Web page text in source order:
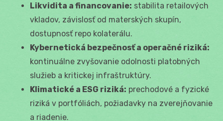
Likvidita a financovanie: stabilita retailových
vkladov, závislosť od materských skupín,
dostupnosť repo kolaterálu.
Kybernetická bezpečnosť a operačné riziká:
kontinuálne zvyšovanie odolnosti platobných
služieb a kritickej infraštruktúry.
Klimatické a ESG riziká: prechodové a fyzické
riziká v portfóliách, požiadavky na zverejňovanie
a riadenie.